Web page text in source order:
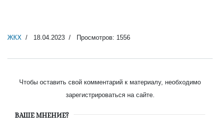
ЖКХ 18.04.2023 Просмотров: 1556
Чтобы оставить свой комментарий к материалу, необходимо
зарегистрироваться на сайте.
ВАШЕ МНЕНИЕ?